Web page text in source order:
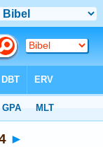
►